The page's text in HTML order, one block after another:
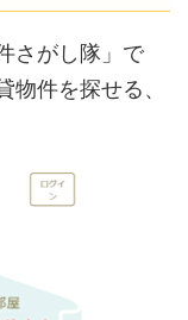
さがし隊」で
件を探せる、